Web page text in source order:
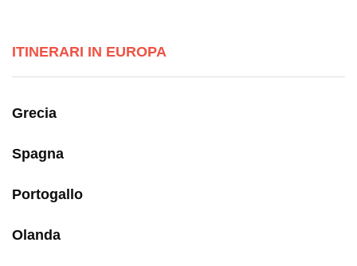
ITINERARI IN EUROPA
Grecia
Spagna
Portogallo
Olanda